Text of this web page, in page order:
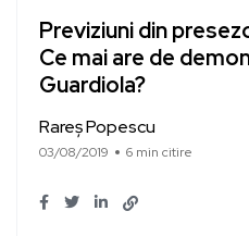
Previziuni din
Ce mai are de
Guardiola?
Rareș Popescu
03/08/2019 6 min citire